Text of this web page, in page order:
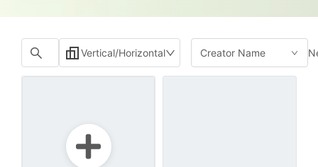
Vertical/Horizontal Creator Name